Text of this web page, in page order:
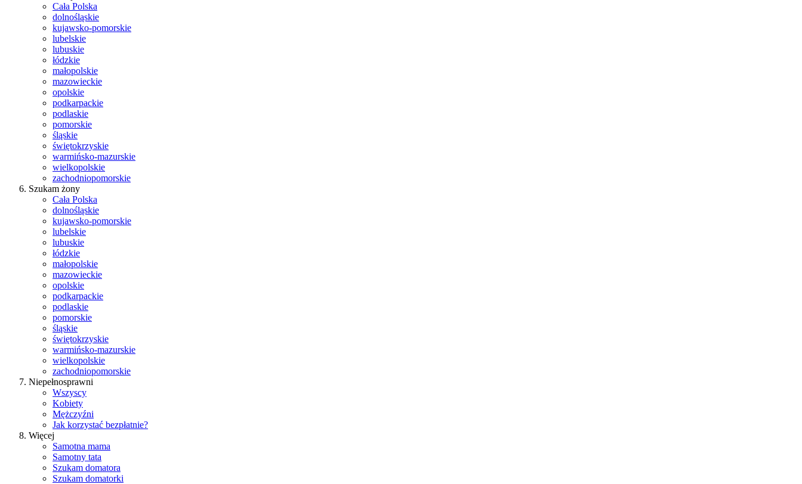
Cała Polska
dolnośląskie
kujawsko-pomorskie
lubelskie
lubuskie
łódzkie
małopolskie
mazowieckie
opolskie
podkarpackie
podlaskie
pomorskie
śląskie
świętokrzyskie
warmińsko-mazurskie
wielkopolskie
zachodniopomorskie
Szukam żony
Cała Polska
dolnośląskie
kujawsko-pomorskie
lubelskie
lubuskie
łódzkie
małopolskie
mazowieckie
opolskie
podkarpackie
podlaskie
pomorskie
śląskie
świętokrzyskie
warmińsko-mazurskie
wielkopolskie
zachodniopomorskie
Niepełnosprawni
Wszyscy
Kobiety
Mężczyźni
Jak korzystać bezpłatnie?
Więcej
Samotna mama
Samotny tata
Szukam domatora
Szukam domatorki